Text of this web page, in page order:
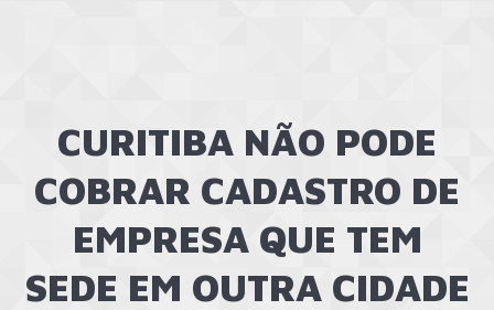
CURITIBA NÃO PODE
COBRAR CADASTRO DE
EMPRESA QUE TEM
SEDE EM OUTRA CIDADE